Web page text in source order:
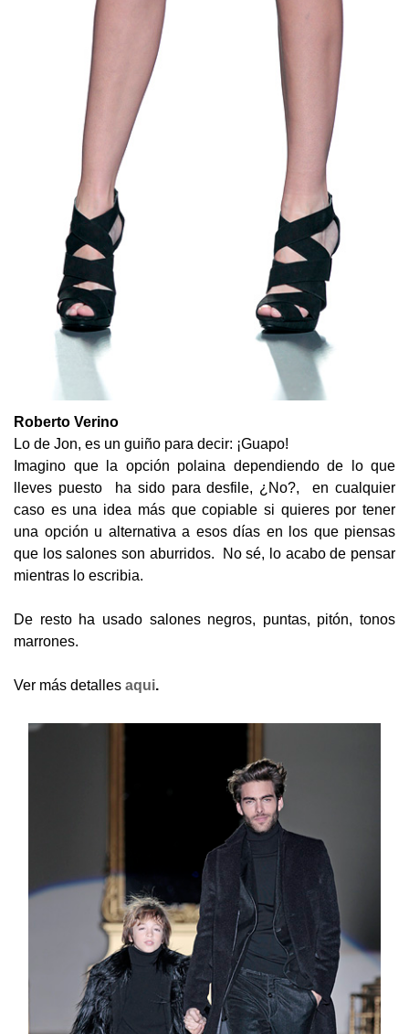
Roberto Verino
Lo de Jon, es un guiño para decir: ¡Guapo!
Imagino que la opción polaina dependiendo de lo que
lleves puesto ha sido para desfile, ¿No?, en cualquier
caso es una idea más que copiable si quieres por tener
una opción u alternativa a esos días en los que piensas
que los salones son aburridos. No sé, lo acabo de pensar
mientras lo escribia.
De resto ha usado salones negros, puntas, pitón, tonos
marrones.
Ver más detalles aqui.